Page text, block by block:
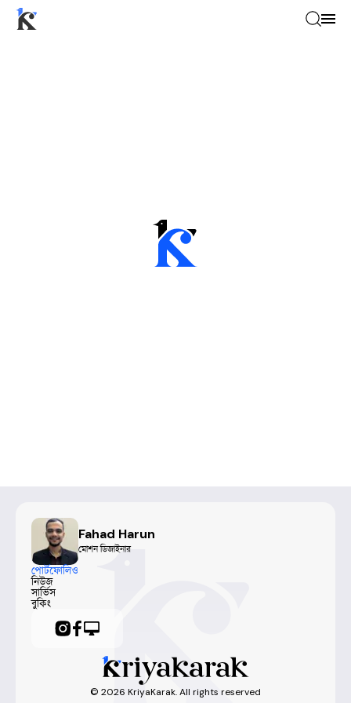
Fahad Harun
মোশন ডিজাইনার
পোর্টফোলিও
নিউজ
সার্ভিস
বুকিং
© 2026 KriyaKarak. All rights reserved